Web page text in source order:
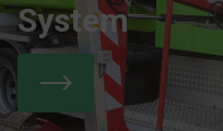
System